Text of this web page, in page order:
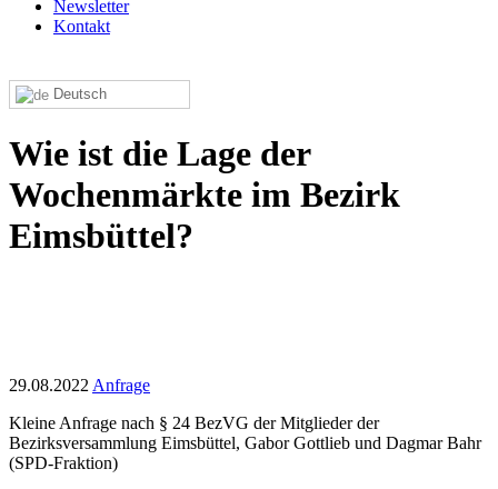
Newsletter
Kontakt
Deutsch
Wie ist die Lage der
Wochenmärkte im Bezirk
Eimsbüttel?
29.08.2022 Anfrage
Kleine Anfrage nach § 24 BezVG der Mitglieder der
Bezirksversammlung Eimsbüttel, Gabor Gottlieb und Dagmar Bahr
(SPD-Fraktion)